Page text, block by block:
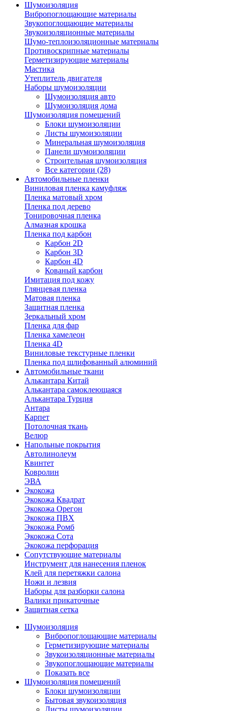
Шумоизоляция
Вибропоглощающие материалы
Звукопоглощающие материалы
Звукоизоляционные материалы
Шумо-теплоизоляционные материалы
Противоскрипные материалы
Герметизирующие материалы
Мастика
Утеплитель двигателя
Наборы шумоизоляции
Шумоизоляция авто
Шумоизоляция дома
Шумоизоляция помещений
Блоки шумоизоляции
Листы шумоизоляции
Минеральная шумоизоляция
Панели шумоизоляции
Строительная шумоизоляция
Все категории (28)
Автомобильные пленки
Виниловая пленка камуфляж
Пленка матовый хром
Пленка под дерево
Тонировочная пленка
Алмазная крошка
Пленка под карбон
Карбон 2D
Карбон 3D
Карбон 4D
Кованый карбон
Имитация под кожу
Глянцевая пленка
Матовая пленка
Защитная пленка
Зеркальный хром
Пленка для фар
Пленка хамелеон
Пленка 4D
Виниловые текстурные пленки
Пленка под шлифованный алюминий
Автомобильные ткани
Алькантара Китай
Алькантара самоклеющаяся
Алькантара Турция
Антара
Карпет
Потолочная ткань
Велюр
Напольные покрытия
Автолинолеум
Квинтет
Ковролин
ЭВА
Экокожа
Экокожа Квадрат
Экокожа Орегон
Экокожа ПВХ
Экокожа Ромб
Экокожа Сота
Экокожа перфорация
Сопутствующие материалы
Инструмент для нанесения пленок
Клей для перетяжки салона
Ножи и лезвия
Наборы для разборки салона
Валики прикаточные
Защитная сетка
Шумоизоляция
Вибропоглощающие материалы
Герметизирующие материалы
Звукоизоляционные материалы
Звукопоглощающие материалы
Показать все
Шумоизоляция помещений
Блоки шумоизоляции
Бытовая звукоизоляция
Листы шумоизоляции